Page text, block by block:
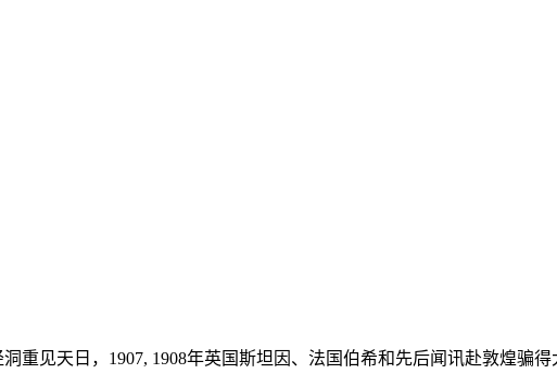
洞重见天日，1907, 1908年英国斯坦因、法国伯希和先后闻讯赴敦煌骗